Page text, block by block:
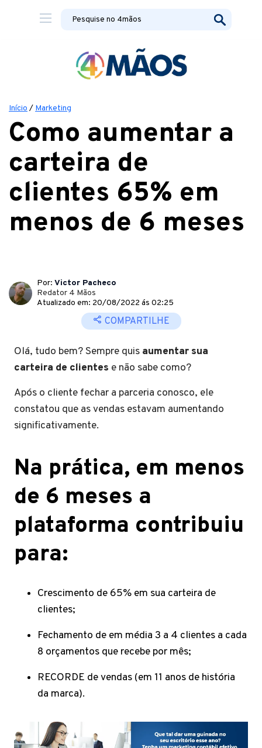
Início / Marketing
Como aumentar a
carteira de
clientes 65% em
menos de 6 meses
Por: Victor Pacheco
Redator 4 Mãos
Atualizado em: 20/08/2022 ás 02:25
COMPARTILHE
Olá, tudo bem? Sempre quis aumentar sua
carteira de clientes e não sabe como?
Após o cliente fechar a parceria conosco, ele
constatou que as vendas estavam aumentando
significativamente.
Na prática, em menos
de 6 meses a
plataforma contribuiu
para:
Crescimento de 65% em sua carteira de
clientes;
Fechamento de em média 3 a 4 clientes a cada
8 orçamentos que recebe por mês;
RECORDE de vendas (em 11 anos de história
da marca).